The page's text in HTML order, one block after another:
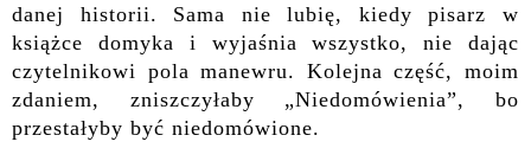
danej historii. Sama nie lubię, kiedy pisarz w
książce domyka i wyjaśnia wszystko, nie dając
czytelnikowi pola manewru. Kolejna część, moim
zdaniem, zniszczyłaby „Niedomówienia”, bo
przestałyby być niedomówione.